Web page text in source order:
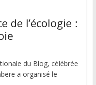
de l’écologie :
du Blog, célébrée
a organisé le